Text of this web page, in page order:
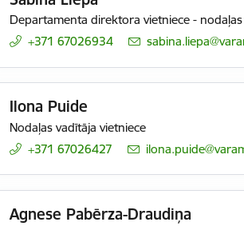
Departamenta direktora vietniece - nodaļas
+371 67026934
E-pasts:
Ilona Puide
Nodaļas vadītāja vietniece
+371 67026427
E-pasts:
Agnese Pabērza-Draudiņa